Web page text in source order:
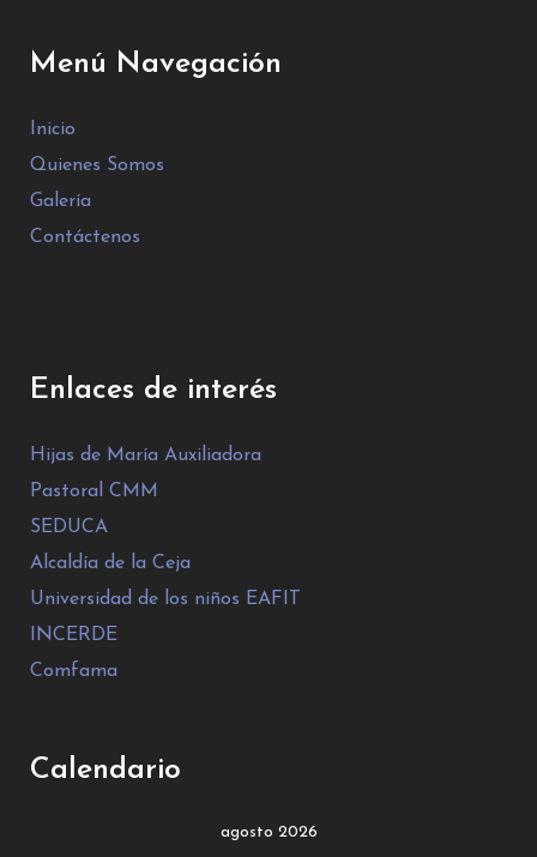
Menú Navegación
Inicio
Quienes Somos
Galería
Contáctenos
Enlaces de interés
Hijas de María Auxiliadora
Pastoral CMM
SEDUCA
Alcaldía de la Ceja
Universidad de los niños EAFIT
INCERDE
Comfama
Calendario
agosto 2026